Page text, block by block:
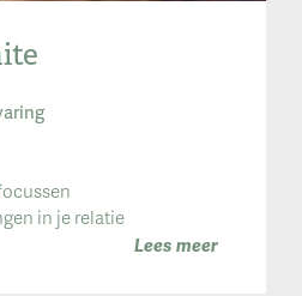
in je relatie
Lees meer